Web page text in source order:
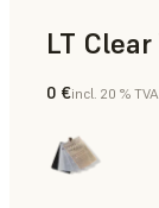
Dentaire
0 €incl. 20 % TVA